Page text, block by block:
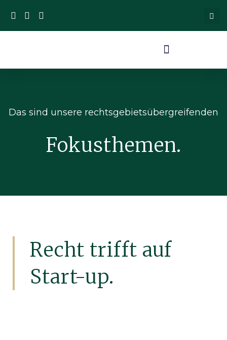
Das sind unsere rechtsgebietsübergreifenden
Fokusthemen.
Recht trifft auf
Start-up.